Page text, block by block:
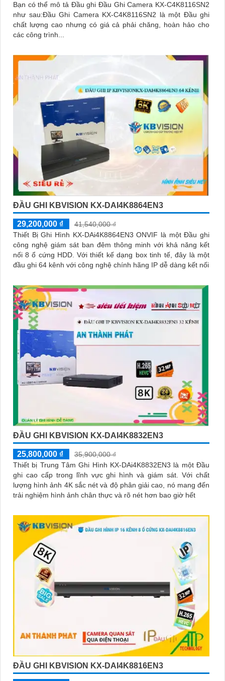
Bạn có thể mô tả Đầu ghi Đầu Ghi Camera KX-C4K8116SN2
như sau:Đầu Ghi Camera KX-C4K8116SN2 là một Đầu ghi
chất lượng cao nhưng có giá cả phải chăng, hoàn hảo cho
các công trình...
ĐẦU GHI KBVISION KX-DAI4K8864EN3
29,200,000 ₫
41,540,000 ₫
Thiết Bị Ghi Hình KX-DAi4K8864EN3 ONVIF là một Đầu ghi
công nghệ giám sát ban đêm thông minh với khả năng kết
nối 8 ổ cứng HDD. Với thiết kế dạng box tinh tế, đây là một
đầu ghi 64 kênh với công nghệ chính hãng IP dễ dàng kết nối
ĐẦU GHI KBVISION KX-DAI4K8832EN3
25,800,000 ₫
35,900,000 ₫
Thiết bị Trung Tâm Ghi Hình KX-DAi4K8832EN3 là một Đầu
ghi cao cấp trong lĩnh vực ghi hình và giám sát. Với chất
lượng hình ảnh 4K sắc nét và độ phân giải cao, nó mang đến
trải nghiệm hình ảnh chân thực và rõ nét hơn bao giờ hết
ĐẦU GHI KBVISION KX-DAI4K8816EN3